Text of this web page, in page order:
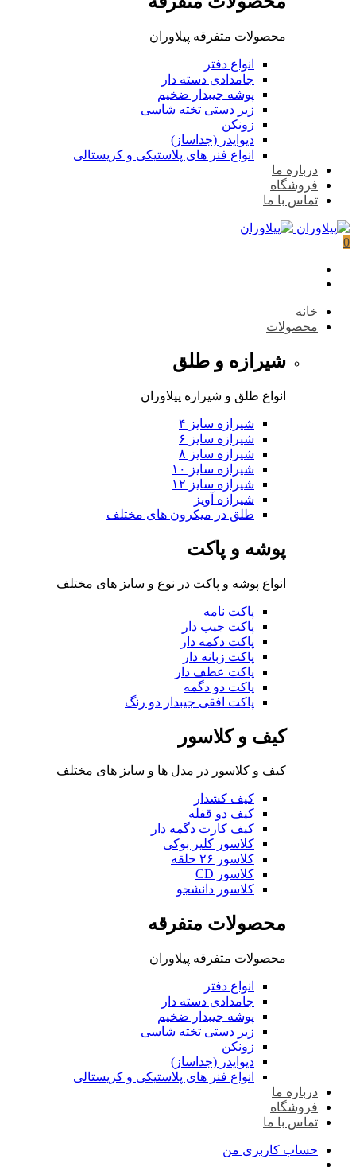
محصولات متفرقه پیلاوران
انواع دفتر
جامدادی دسته دار
پوشه جیبدار ضخیم
زیر دستی تخته شاسی
زونکن
دیوایدر (جداساز)
انواع فنر های پلاستیکی و کریستالی
درباره ما
فروشگاه
تماس با ما
0
خانه
محصولات
شیرازه و طلق
انواع طلق و شیرازه پیلاوران
شیرازه سایز ۴
شیرازه سایز ۶
شیرازه سایز ۸
شیرازه سایز ۱۰
شیرازه سایز ۱۲
شیرازه آویز
طلق در میکرون های مختلف
پوشه و پاکت
انواع پوشه و پاکت در نوع و سایز های مختلف
پاکت نامه
پاکت جیب دار
پاکت دکمه دار
پاکت زبانه دار
پاکت عطف دار
پاکت دو دگمه
پاکت افقی جیبدار دو رنگ
کیف و کلاسور
کیف و کلاسور در مدل ها و سایز های مختلف
کیف کشدار
کیف دو قفله
کیف کارت دگمه دار
کلاسور کلیر بوکی
کلاسور ۲۶ حلقه
کلاسور CD
کلاسور دانشجو
محصولات متفرقه
محصولات متفرقه پیلاوران
انواع دفتر
جامدادی دسته دار
پوشه جیبدار ضخیم
زیر دستی تخته شاسی
زونکن
دیوایدر (جداساز)
انواع فنر های پلاستیکی و کریستالی
درباره ما
فروشگاه
تماس با ما
حساب کاربری من